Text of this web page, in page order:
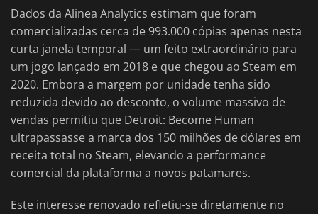
Dados da Alinea Analytics estimam que foram
comercializadas cerca de 993.000 cópias apenas nesta
curta janela temporal — um feito extraordinário para
um jogo lançado em 2018 e que chegou ao Steam em
2020. Embora a margem por unidade tenha sido
reduzida devido ao desconto, o volume massivo de
vendas permitiu que Detroit: Become Human
ultrapassasse a marca dos 150 milhões de dólares em
receita total no Steam, elevando a performance
comercial da plataforma a novos patamares.
Este interesse renovado refletiu-se diretamente no